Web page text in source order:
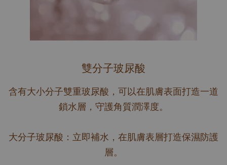
雙分子玻尿酸
含有大小分子雙重玻尿酸，可以在肌膚表面打造一道
鎖水層，守護角質潤澤度。
大分子玻尿酸：立即補水，在肌膚表層打造保濕防護
層。